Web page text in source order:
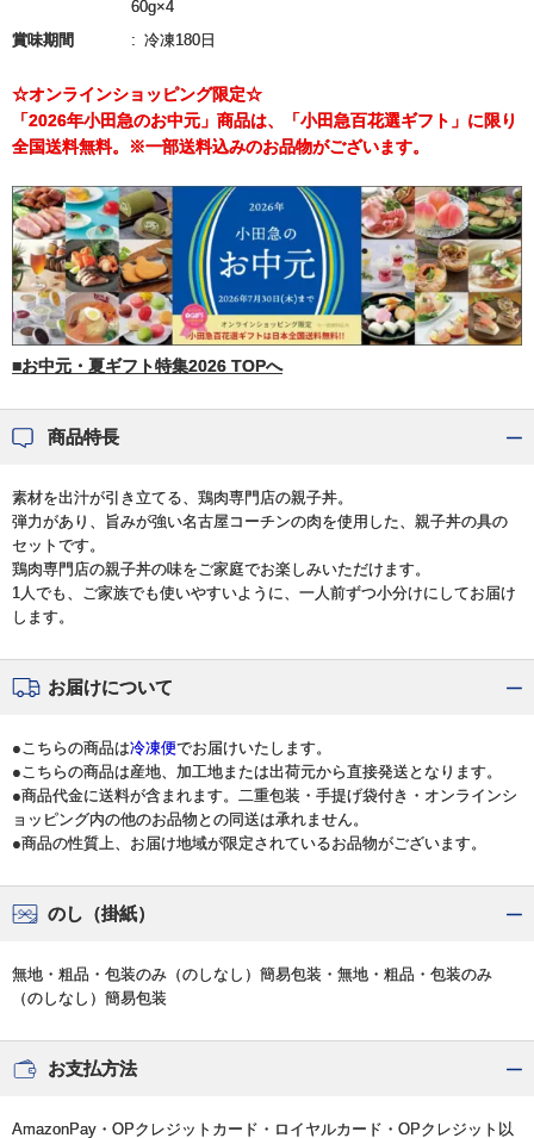
60g×4
賞味期間
冷凍180日
☆オンラインショッピング限定☆
「2026年小田急のお中元」商品は、「小田急百花選ギフト」に限り
全国送料無料。※一部送料込みのお品物がございます。
■お中元・夏ギフト特集2026 TOPへ
商品特長
素材を出汁が引き立てる、鶏肉専門店の親子丼。
弾力があり、旨みが強い名古屋コーチンの肉を使用した、親子丼の具の
セットです。
鶏肉専門店の親子丼の味をご家庭でお楽しみいただけます。
1人でも、ご家族でも使いやすいように、一人前ずつ小分けにしてお届け
します。
お届けについて
●こちらの商品は冷凍便でお届けいたします。
●こちらの商品は産地、加工地または出荷元から直接発送となります。
●商品代金に送料が含まれます。二重包装・手提げ袋付き・オンラインシ
ョッピング内の他のお品物との同送は承れません。
●商品の性質上、お届け地域が限定されているお品物がございます。
のし（掛紙）
無地・粗品・包装のみ（のしなし）簡易包装・無地・粗品・包装のみ
（のしなし）簡易包装
お支払方法
AmazonPay・OPクレジットカード・ロイヤルカード・OPクレジット以